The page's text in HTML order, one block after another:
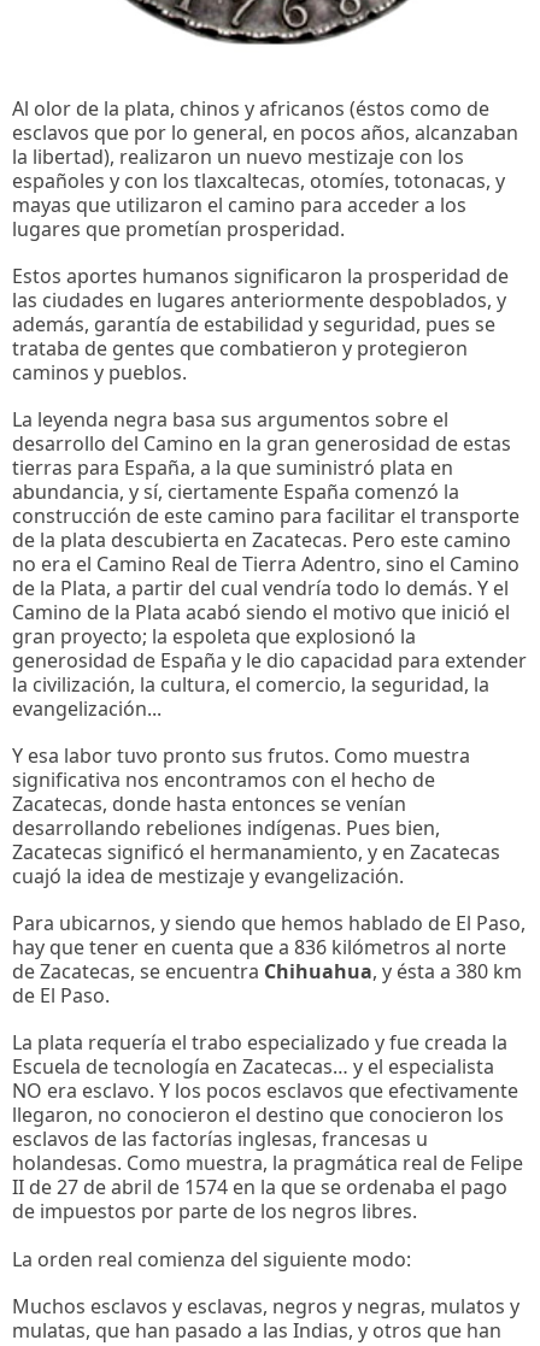
Al olor de la plata, chinos y africanos (éstos como de
esclavos que por lo general, en pocos años, alcanzaban
la libertad), realizaron un nuevo mestizaje con los
españoles y con los tlaxcaltecas, otomíes, totonacas, y
mayas que utilizaron el camino para acceder a los
lugares que prometían prosperidad.
Estos aportes humanos significaron la prosperidad de
las ciudades en lugares anteriormente despoblados, y
además, garantía de estabilidad y seguridad, pues se
trataba de gentes que combatieron y protegieron
caminos y pueblos.
La leyenda negra basa sus argumentos sobre el
desarrollo del Camino en la gran generosidad de estas
tierras para España, a la que suministró plata en
abundancia, y sí, ciertamente España comenzó la
construcción de este camino para facilitar el transporte
de la plata descubierta en Zacatecas. Pero este camino
no era el Camino Real de Tierra Adentro, sino el Camino
de la Plata, a partir del cual vendría todo lo demás. Y el
Camino de la Plata acabó siendo el motivo que inició el
gran proyecto; la espoleta que explosionó la
generosidad de España y le dio capacidad para extender
la civilización, la cultura, el comercio, la seguridad, la
evangelización...
Y esa labor tuvo pronto sus frutos. Como muestra
significativa nos encontramos con el hecho de
Zacatecas, donde hasta entonces se venían
desarrollando rebeliones indígenas. Pues bien,
Zacatecas significó el hermanamiento, y en Zacatecas
cuajó la idea de mestizaje y evangelización.
Para ubicarnos, y siendo que hemos hablado de El Paso,
hay que tener en cuenta que a 836 kilómetros al norte
de Zacatecas, se encuentra Chihuahua, y ésta a 380 km
de El Paso.
La plata requería el trabo especializado y fue creada la
Escuela de tecnología en Zacatecas… y el especialista
NO era esclavo. Y los pocos esclavos que efectivamente
llegaron, no conocieron el destino que conocieron los
esclavos de las factorías inglesas, francesas u
holandesas. Como muestra, la pragmática real de Felipe
II de 27 de abril de 1574 en la que se ordenaba el pago
de impuestos por parte de los negros libres.
La orden real comienza del siguiente modo:
Muchos esclavos y esclavas, negros y negras, mulatos y
mulatas, que han pasado a las Indias, y otros que han